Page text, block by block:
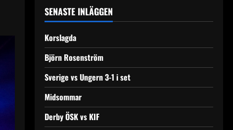
SENASTE INLÄGGEN
Korslagda
Björn Rosenström
Sverige vs Ungern 3-1 i set
Midsommar
Derby ÖSK vs KIF